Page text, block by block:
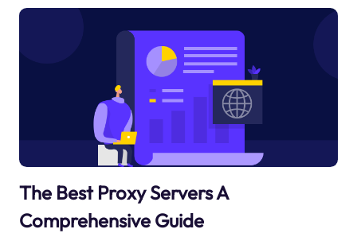
The Best Proxy Servers A
Comprehensive Guide